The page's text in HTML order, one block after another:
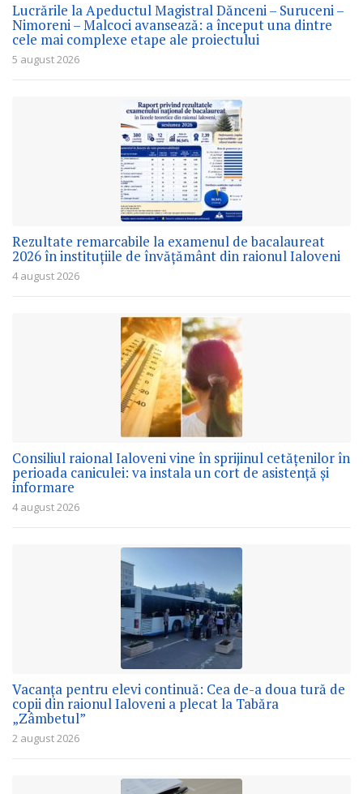
Lucrările la Apeductul Magistral Dănceni – Suruceni –
Nimoreni – Malcoci avansează: a început una dintre
cele mai complexe etape ale proiectului
5 august 2026
Rezultate remarcabile la examenul de bacalaureat
2026 în instituțiile de învățământ din raionul Ialoveni
4 august 2026
Consiliul raional Ialoveni vine în sprijinul cetățenilor în
perioada caniculei: va instala un cort de asistență și
informare
4 august 2026
Vacanța pentru elevi continuă: Cea de-a doua tură de
copii din raionul Ialoveni a plecat la Tabăra
„Zâmbetul”
2 august 2026